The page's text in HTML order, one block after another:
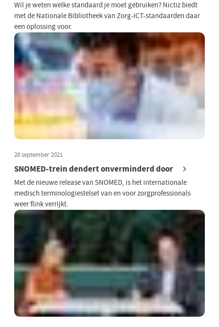
Wil je weten welke standaard je moet gebruiken? Nictiz biedt
met de Nationale Bibliotheek van Zorg-ICT-standaarden daar
een oplossing voor.
28 september 2021
SNOMED-trein dendert onverminderd door
Met de nieuwe release van SNOMED, is het internationale
medisch terminologiestelsel van en voor zorgprofessionals
weer flink verrijkt.